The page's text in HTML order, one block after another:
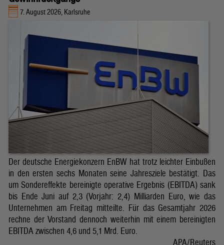
7. August 2026, Karlsruhe
Der deutsche Energiekonzern EnBW hat trotz leichter Einbußen
in den ersten sechs Monaten seine Jahresziele bestätigt. Das
um Sondereffekte bereinigte operative Ergebnis (EBITDA) sank
bis Ende Juni auf 2,3 (Vorjahr: 2,4) Milliarden Euro, wie das
Unternehmen am Freitag mitteilte. Für das Gesamtjahr 2026
rechne der Vorstand dennoch weiterhin mit einem bereinigten
EBITDA zwischen 4,6 und 5,1 Mrd. Euro.
APA/Reuters